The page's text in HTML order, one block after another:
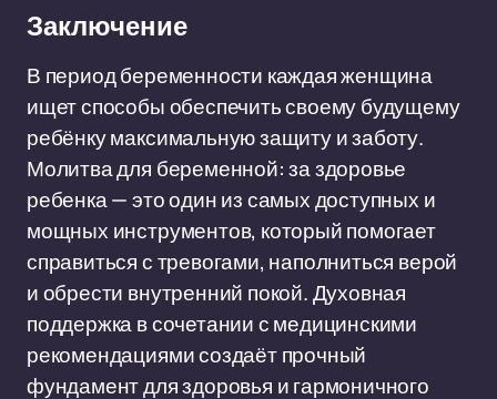
Заключение
В период беременности каждая женщина
ищет способы обеспечить своему будущему
ребёнку максимальную защиту и заботу.
Молитва для беременной: за здоровье
ребенка — это один из самых доступных и
мощных инструментов, который помогает
справиться с тревогами, наполниться верой
и обрести внутренний покой. Духовная
поддержка в сочетании с медицинскими
рекомендациями создаёт прочный
фундамент для здоровья и гармоничного